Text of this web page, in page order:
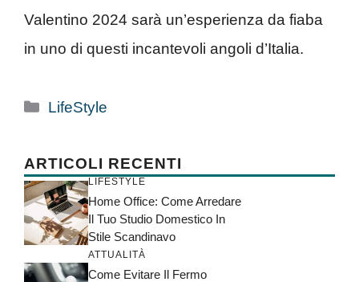
Valentino 2024 sarà un’esperienza da fiaba
in uno di questi incantevoli angoli d’Italia.
Categorie
LifeStyle
ARTICOLI RECENTI
LIFESTYLE
Home Office: Come Arredare
Il Tuo Studio Domestico In
Stile Scandinavo
ATTUALITÀ
Come Evitare Il Fermo